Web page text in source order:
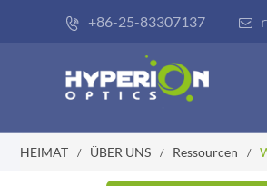
 +86-25-83307137 
HEIMAT ÜBER UNS Ressourcen